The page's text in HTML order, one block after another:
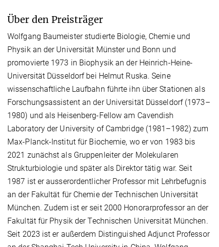
Über den Preisträger
Wolfgang Baumeister studierte Biologie, Chemie und
Physik an der Universität Münster und Bonn und
promovierte 1973 in Biophysik an der Heinrich-Heine-
Universität Düsseldorf bei Helmut Ruska. Seine
wissenschaftliche Laufbahn führte ihn über Stationen als
Forschungsassistent an der Universität Düsseldorf (1973–
1980) und als Heisenberg-Fellow am Cavendish
Laboratory der University of Cambridge (1981–1982) zum
Max-Planck-Institut für Biochemie, wo er von 1983 bis
2021 zunächst als Gruppenleiter der Molekularen
Strukturbiologie und später als Direktor tätig war. Seit
1987 ist er ausserordentlicher Professor mit Lehrbefugnis
an der Fakultät für Chemie der Technischen Universität
München. Zudem ist er seit 2000 Honorarprofessor an der
Fakultät für Physik der Technischen Universität München.
Seit 2023 ist er außerdem Distinguished Adjunct Professor